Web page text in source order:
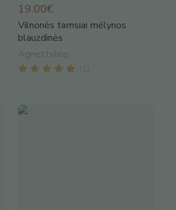
19.00€
Vilnonės tamsiai mėlynos
blauzdinės
Agnettshop
( 1